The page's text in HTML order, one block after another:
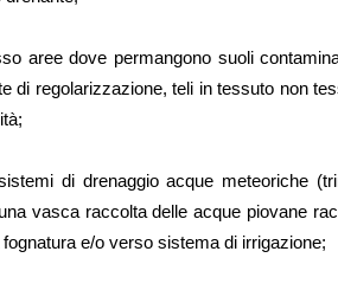
aree dove permangono suoli
di regolarizzazione, teli in tessuto non
di drenaggio acque meteoriche
vasca raccolta delle acque piovane
e/o verso sistema di irrigazione;